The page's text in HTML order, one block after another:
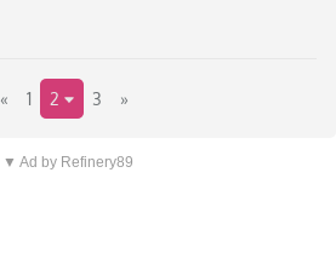
« 1 2 3 »
▼ Ad by Refinery89